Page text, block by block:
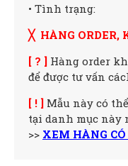
• Tình trạng:
╳ HÀNG ORDER,
[ ? ] Hàng order
để được tư vấn
[ ! ] Mẫu này có
tại danh mục này
>> XEM HÀNG